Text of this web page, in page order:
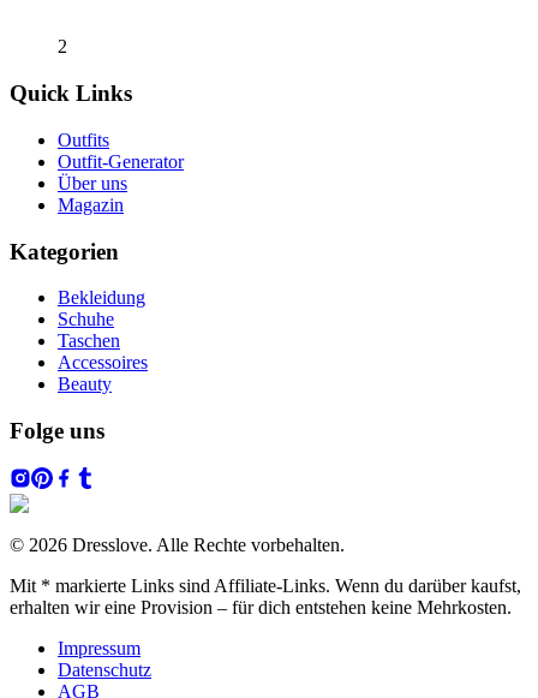
2
Quick Links
Outfits
Outfit-Generator
Über uns
Magazin
Kategorien
Bekleidung
Schuhe
Taschen
Accessoires
Beauty
Folge uns
© 2026 Dresslove. Alle Rechte vorbehalten.
Mit * markierte Links sind Affiliate-Links. Wenn du darüber kaufst,
erhalten wir eine Provision – für dich entstehen keine Mehrkosten.
Impressum
Datenschutz
AGB